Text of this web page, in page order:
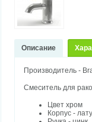
Описание
Производитель -
Смеситель для
Цвет хром
Корпус -